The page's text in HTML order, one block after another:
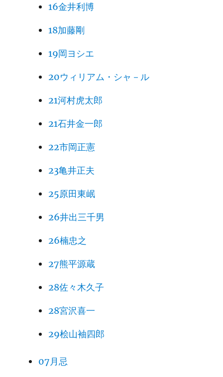
16金井利博
18加藤剛
19岡ヨシエ
20ウィリアム・シャ－ル
21河村虎太郎
21石井金一郎
22市岡正憲
23亀井正夫
25原田東岷
26井出三千男
26楠忠之
27熊平源蔵
28佐々木久子
28宮沢喜一
29桧山袖四郎
07月忌